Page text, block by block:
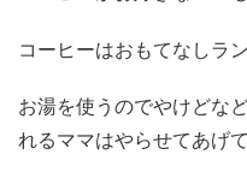
コーヒーはおもてなしラ
お湯を使うのでやけどな
れるママはやらせてあげ